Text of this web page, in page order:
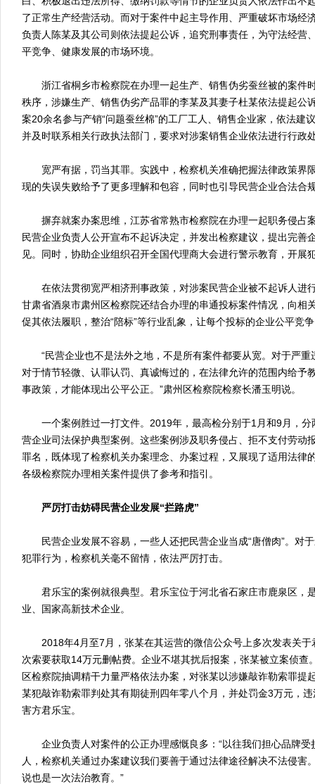
了正常生产经营活动。而对于案件中起主导作用、严重破坏市场经
负责人陈某及其公司则依法提起公诉，追究刑事责任，为守法经营
平竞争、健康发展的市场环境。
浙江省桐乡市检察院在办理一起生产、销售伪劣蚕丝被的案件
秩序，涉嫌生产、销售伪劣产品罪的李某及其妻子杜某依法提起公
案20余名参与产销“问题蚕丝棉”的工厂工人、销售企业家，依法建
并及时联系相关行政执法部门，要求对涉案销售企业依法进行行政
宽严有据，罚当其罪。实践中，检察机关准确把握法律政策界
现的失误失败给予了更多理解和包容，同时也引导民营企业合法合
摒弃就案办案思维，江苏省常熟市检察院在办理一起职务侵占
民营企业负责人公开宣布不起诉决定，并发出检察建议，提出完善
见。同时，协助企业组织召开全国代理商大会进行警示教育，开展
在依法贯彻宽严相济刑事政策，对涉案民营企业被不起诉人进
甘肃省酒泉市肃州区检察院还结合办理的串通投标案件情况，向相
促其依法履职，整治“陪标”等行业乱象，让每个投标的企业公平竞
“民营企业也不是法外之地，不是所有案件都要从宽。对于严重
对于情节轻微、认罪认罚、真诚悔过的，在法律允许的范围内给予
事政策，才能体现出公平公正。”肃州区检察院检察长潘玉明说。
一个案例胜过一打文件。2019年，最高检分别于1月和9月，分
营企业司法保护典型案例。这些案例涉及职务侵占、拒不支付劳动
罪名，既体现了检察机关办案理念、办案过程，又展现了适用法律
各级检察院办理相关案件提供了参考和指引。
严厉打击妨碍民营企业发展“拦路虎”
民营企业发展不容易，一些人还把民营企业当成“唐僧肉”。对
犯罪行为，检察机关毫不留情，依法严厉打击。
君乐宝的案例就很典型。君乐宝位于河北省石家庄市鹿泉区，
业、国家高新技术企业。
2018年4月至7月，张某在其运营的微信公众号上多次发表关于
次索要获取14万元删帖费。企业不堪其扰后报案，张某被立案侦查
区检察院抽调精干力量严格依法办案，对张某以涉嫌敲诈勒索罪提
某犯敲诈勒索罪判处其有期徒刑四年零八个月，并处罚金3万元，
害方君乐宝。
企业负责人对案件的公正办理感慨良多：“以往我们担心品牌受
人，检察机关通过办案建议我们要善于通过法律途径解决不法侵害
说也是一次法治教育。”